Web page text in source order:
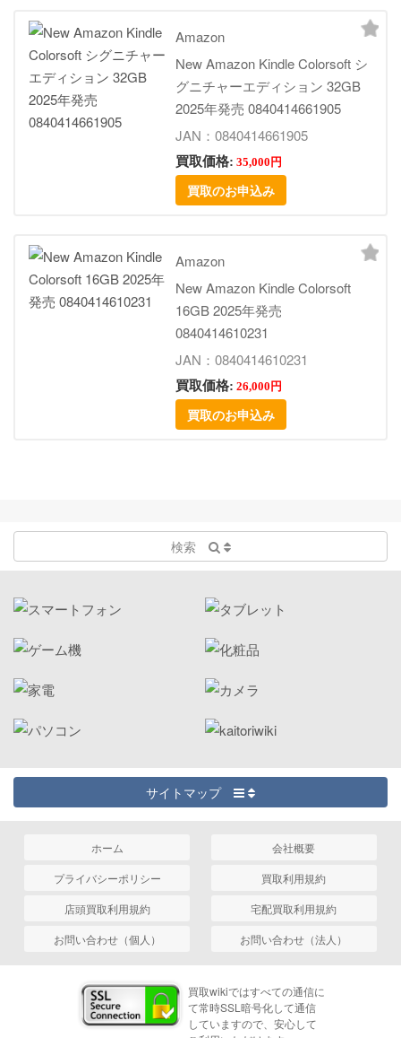
Amazon
New Amazon Kindle Colorsoft シ
グニチャーエディション 32GB
2025年発売 0840414661905
JAN：0840414661905
買取価格: 35,000円
買取のお申込み
Amazon
New Amazon Kindle Colorsoft
16GB 2025年発売
0840414610231
JAN：0840414610231
買取価格: 26,000円
買取のお申込み
検索
サイトマップ
ホーム
会社概要
プライバシーポリシー
買取利用規約
店頭買取利用規約
宅配買取利用規約
お問い合わせ（個人）
お問い合わせ（法人）
買取wikiではすべての通信に
て常時SSL暗号化して通信
していますので、安心して